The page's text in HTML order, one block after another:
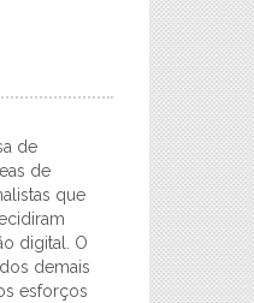
de
de
que
digital. O
demais
esforços